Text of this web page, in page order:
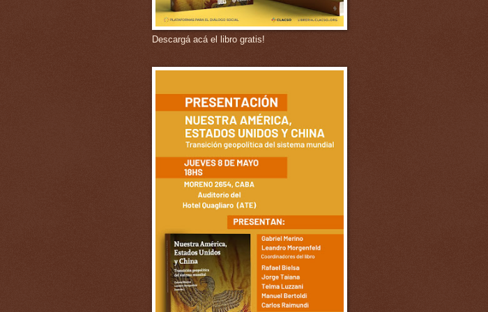
Descargá acá el libro gratis!